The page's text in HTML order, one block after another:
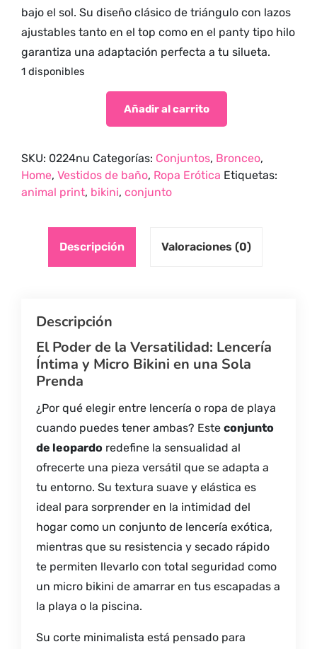
bajo el sol. Su diseño clásico de triángulo con lazos
ajustables tanto en el top como en el panty tipo hilo
garantiza una adaptación perfecta a tu silueta.
1 disponibles
Añadir al carrito
SKU: 0224nu Categorías: Conjuntos, Bronceo,
Home, Vestidos de baño, Ropa Erótica Etiquetas:
animal print, bikini, conjunto
Descripción Valoraciones (0)
Descripción
El Poder de la Versatilidad: Lencería
Íntima y Micro Bikini en una Sola
Prenda
¿Por qué elegir entre lencería o ropa de playa
cuando puedes tener ambas? Este conjunto
de leopardo redefine la sensualidad al
ofrecerte una pieza versátil que se adapta a
tu entorno. Su textura suave y elástica es
ideal para sorprender en la intimidad del
hogar como un conjunto de lencería exótica,
mientras que su resistencia y secado rápido
te permiten llevarlo con total seguridad como
un micro bikini de amarrar en tus escapadas a
la playa o la piscina.
Su corte minimalista está pensado para